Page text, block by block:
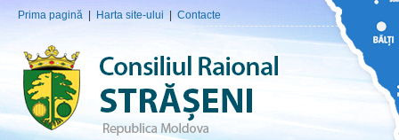
Prima pagină Harta site-ului Contacte